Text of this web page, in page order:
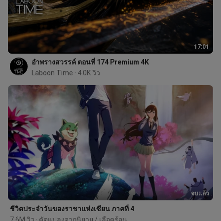
17:01
อำพรางสวรรค์ ตอนที่ 174 Premium 4K
Laboon Time · 4.0K วิว
จบแล้ว
ชีวิตประจำวันของราชาแห่งเซียน ภาคที่ 4